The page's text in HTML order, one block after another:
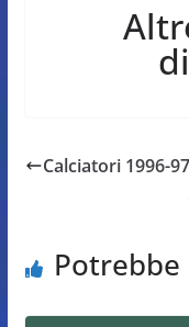
Calciatori 1996-